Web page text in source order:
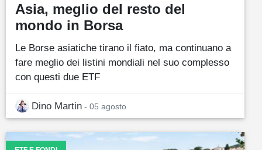
Asia, meglio del resto del
mondo in Borsa
Le Borse asiatiche tirano il fiato, ma continuano a
fare meglio dei listini mondiali nel suo complesso
con questi due ETF
Dino Martin - 05 agosto